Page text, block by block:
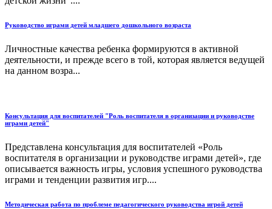
Руководство играми детей младшего дошкольного возраста
Личностные качества ребенка формируются в активной
деятельности, и прежде всего в той, которая является ведущей
на данном возра...
Консультация для воспитателей "Роль воспитателя в организации и руководстве
играми детей"
Представлена консультация для воспитателей «Роль
воспитателя в организации и руководстве играми детей», где
описывается важность игры, условия успешного руководства
играми и тенденции развития игр....
Методическая работа по проблеме педагогического руководства игрой детей